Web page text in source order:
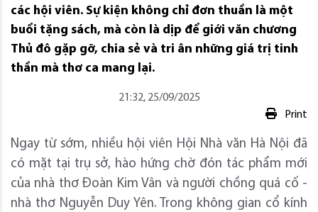
các hội viên. Sự kiện không chỉ đơn thuần là một
buổi tặng sách, mà còn là dịp để giới văn chương
Thủ đô gặp gỡ, chia sẻ và tri ân những giá trị tinh
thần mà thơ ca mang lại.
21:32, 25/09/2025
Print
Ngay từ sớm, nhiều hội viên Hội Nhà văn Hà Nội đã
có mặt tại trụ sở, hào hứng chờ đón tác phẩm mới
của nhà thơ Đoàn Kim Vân và người chồng quá cố -
nhà thơ Nguyễn Duy Yên. Trong không gian cổ kính